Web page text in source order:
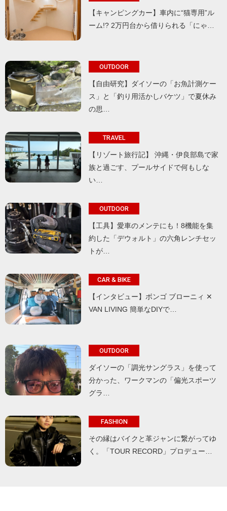
【キャンピングカー】車内に“猫専用”ル
ーム!? 2万円台から借りられる「にゃ…
OUTDOOR
【自由研究】ダイソーの「お魚計測ケー
ス」と「釣り用活かしバケツ」で夏休み
の思…
TRAVEL
【リゾート旅行記】 沖縄・伊良部島で家
族と過ごす、プールサイドで何もしな
い…
OUTDOOR
【工具】愛車のメンテにも！8機能を集
約した「デウォルト」の六角レンチセッ
トが…
CAR & BIKE
【インタビュー】ボンゴ ブローニィ ✕
VAN LIVING 簡単なDIYで…
OUTDOOR
ダイソーの「調光サングラス」を使って
分かった、ワークマンの「偏光スポーツ
グラ…
FASHION
その縁はバイクと革ジャンに繋がってゆ
く。「TOUR RECORD」プロデュー…